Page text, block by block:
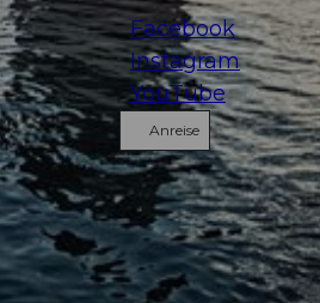
Facebook
Instagram
YouTube
Anreise